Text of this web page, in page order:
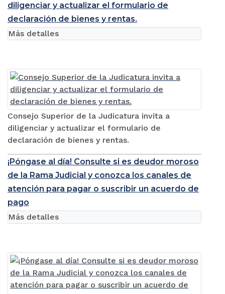
diligenciar y actualizar el formulario de
declaración de bienes y rentas.
Consejo Superior de la Judicatura invita a
diligenciar y actualizar el formulario de
declaración de bienes y rentas.
Más detalles
¡Póngase al día! Consulte si es deudor moroso
de la Rama Judicial y conozca los canales de
atención para pagar o suscribir un acuerdo de
pago
Más detalles